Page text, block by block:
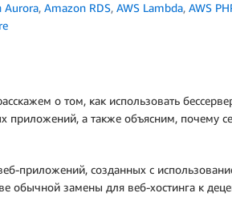
Aurora, Amazon RDS, AWS Lambda, AWS
о том, как использовать
приложений, а также объясним, почему
приложений, созданных с
обычной замены для веб-хостинга к